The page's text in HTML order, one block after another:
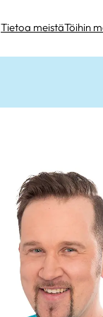
Tietoa meistäTöihin